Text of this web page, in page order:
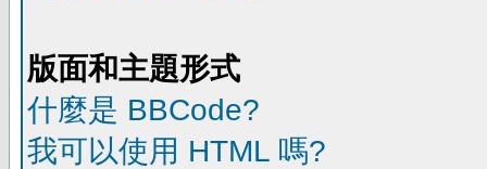
版面和主題形式
什麼是 BBCode?
我可以使用 HTML 嗎?